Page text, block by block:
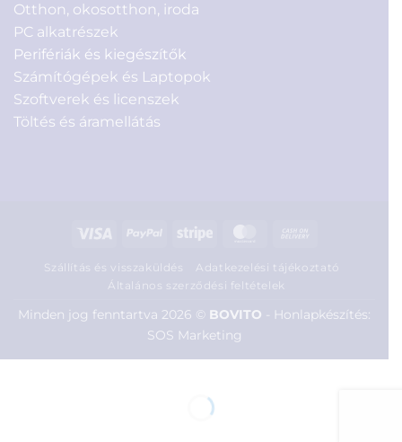
Otthon, okosotthon, iroda
PC alkatrészek
Perifériák és kiegészítők
Számítógépek és Laptopok
Szoftverek és licenszek
Töltés és áramellátás
Visa PayPal Stripe MasterCard
Delivery
Szállítás és visszaküldés
Adatkezelési tájékoztató
Általános szerződési feltételek
Minden jog fenntartva 2026 © BOVITO - Honlapkészítés:
SOS Marketing